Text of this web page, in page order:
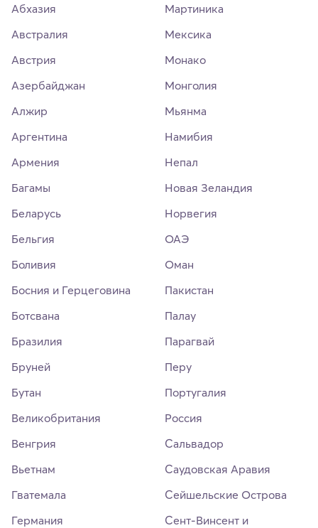
Абхазия
Австралия
Австрия
Азербайджан
Алжир
Аргентина
Армения
Багамы
Беларусь
Бельгия
Боливия
Босния и Герцеговина
Ботсвана
Бразилия
Бруней
Бутан
Великобритания
Венгрия
Вьетнам
Гватемала
Германия
Мартиника
Мексика
Монако
Монголия
Мьянма
Намибия
Непал
Новая Зеландия
Норвегия
ОАЭ
Оман
Пакистан
Палау
Парагвай
Перу
Португалия
Россия
Сальвадор
Саудовская Аравия
Сейшельские Острова
Сент-Винсент и